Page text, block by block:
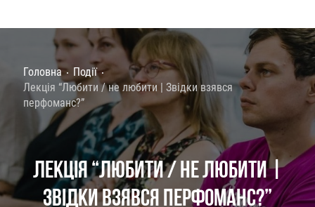
Головна
Події
Лекція “Любити / не любити | Звідки взявся
перфоманс?”
ЛЕКЦІЯ “ЛЮБИТИ / НЕ ЛЮБИТИ |
ЗВІДКИ ВЗЯВСЯ ПЕРФОМАНС?”